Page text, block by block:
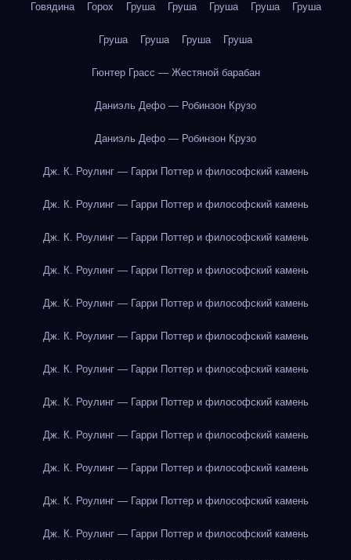
Говядина Горох Груша Груша Груша Груша Груша
Груша Груша Груша Груша
Гюнтер Грасс — Жестяной барабан
Даниэль Дефо — Робинзон Крузо
Даниэль Дефо — Робинзон Крузо
Дж. К. Роулинг — Гарри Поттер и философский камень
Дж. К. Роулинг — Гарри Поттер и философский камень
Дж. К. Роулинг — Гарри Поттер и философский камень
Дж. К. Роулинг — Гарри Поттер и философский камень
Дж. К. Роулинг — Гарри Поттер и философский камень
Дж. К. Роулинг — Гарри Поттер и философский камень
Дж. К. Роулинг — Гарри Поттер и философский камень
Дж. К. Роулинг — Гарри Поттер и философский камень
Дж. К. Роулинг — Гарри Поттер и философский камень
Дж. К. Роулинг — Гарри Поттер и философский камень
Дж. К. Роулинг — Гарри Поттер и философский камень
Дж. К. Роулинг — Гарри Поттер и философский камень